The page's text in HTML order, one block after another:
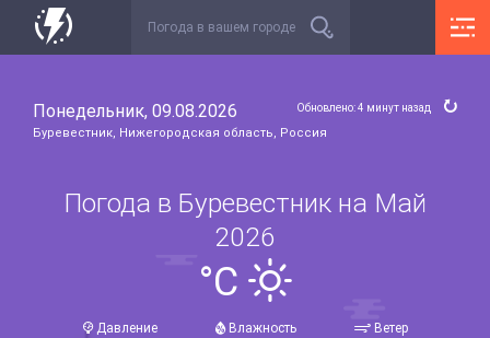
Понедельник, 09.08.2026
Буревестник, Нижегородская область, Россия
Обновлено: 4 минут назад
Погода в Буревестник на Май
2026
°C
Давление
Влажность
Ветер